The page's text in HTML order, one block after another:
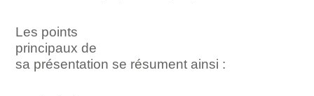
Les points
principaux de
sa présentation se résument ainsi :